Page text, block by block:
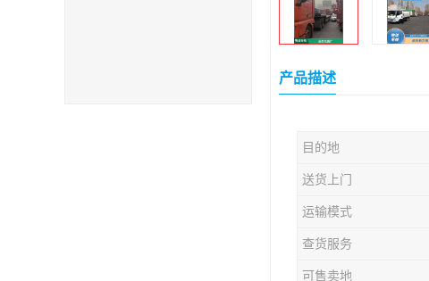
产品描述
目的地
送货上门
运输模式
查货服务
可售卖地